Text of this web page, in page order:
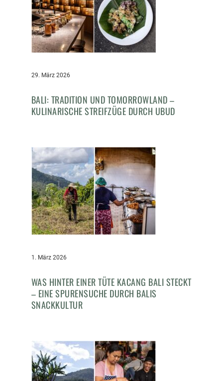
29. März 2026
BALI: TRADITION UND TOMORROWLAND –
KULINARISCHE STREIFZÜGE DURCH UBUD
1. März 2026
WAS HINTER EINER TÜTE KACANG BALI STECKT
– EINE SPURENSUCHE DURCH BALIS
SNACKKULTUR